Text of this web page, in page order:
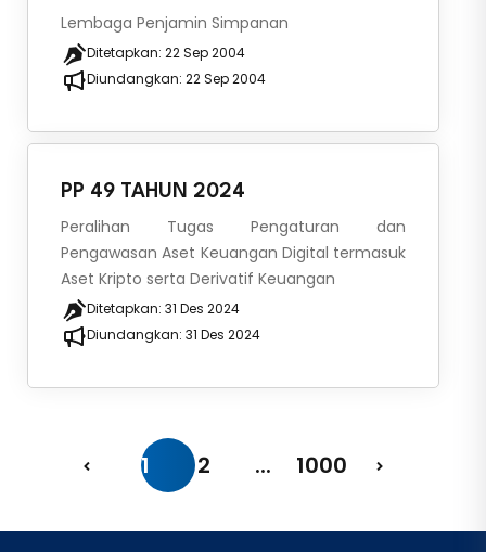
Lembaga Penjamin Simpanan
Ditetapkan: 22 Sep 2004
Diundangkan: 22 Sep 2004
PP 49 TAHUN 2024
Peralihan Tugas Pengaturan dan
Pengawasan Aset Keuangan Digital termasuk
Aset Kripto serta Derivatif Keuangan
Ditetapkan: 31 Des 2024
Diundangkan: 31 Des 2024
1 2 ... 1000